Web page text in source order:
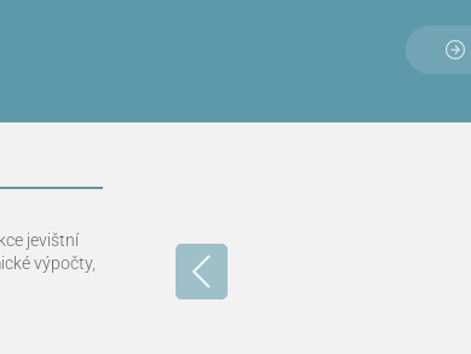
jevištní
výpočty,